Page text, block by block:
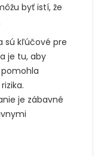
byť istí, že
sú kľúčové pre
je tu, aby
je zábavné